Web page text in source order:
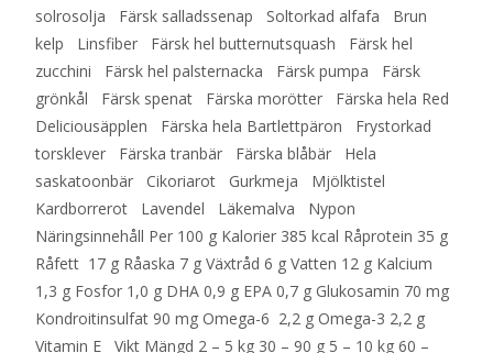
solrosolja Färsk salladssenap Soltorkad alfafa Brun
kelp Linsfiber Färsk hel butternutsquash Färsk hel
zucchini Färsk hel palsternacka Färsk pumpa Färsk
grönkål Färsk spenat Färska morötter Färska hela Red
Deliciousäpplen Färska hela Bartlettpäron Frystorkad
torsklever Färska tranbär Färska blåbär Hela
saskatoonbär Cikoriarot Gurkmeja Mjölktistel
Kardborrerot Lavendel Läkemalva Nypon
Näringsinnehåll Per 100 g Kalorier 385 kcal Råprotein 35 g
Råfett 17 g Råaska 7 g Växtråd 6 g Vatten 12 g Kalcium
1,3 g Fosfor 1,0 g DHA 0,9 g EPA 0,7 g Glukosamin 70 mg
Kondroitinsulfat 90 mg Omega-6 2,2 g Omega-3 2,2 g
Vitamin E Vikt Mängd 2 – 5 kg 30 – 90 g 5 – 10 kg 60 –